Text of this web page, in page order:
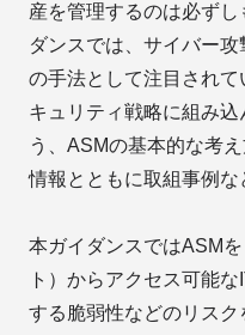
産を管理するのは必ず
ダンスでは、サイバー
の手法として注目され
キュリティ戦略に組み
う、ASMの基本的な考
情報とともに取組事例な
本ガイダンスではASM
ト）からアクセス可能
する脆弱性などのリス